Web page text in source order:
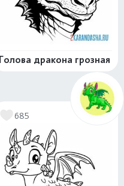
Голова дракона грозная
685